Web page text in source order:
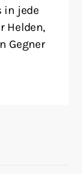
in jede
Helden,
Gegner